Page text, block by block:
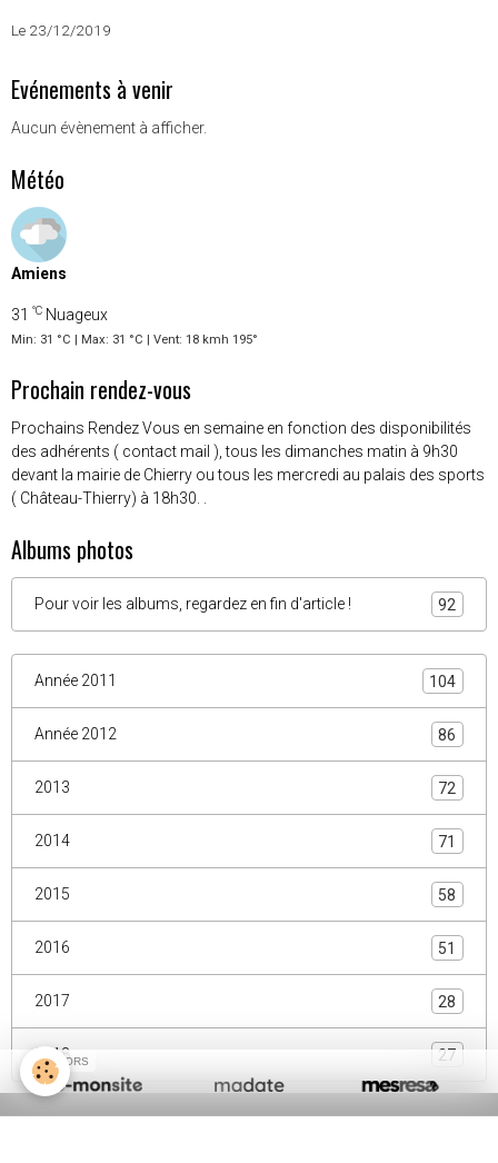
Le 23/12/2019
Evénements à venir
Aucun évènement à afficher.
Météo
Amiens
31 °C Nuageux
Min: 31 °C | Max: 31 °C | Vent: 18 kmh 195°
Prochain rendez-vous
Prochains Rendez Vous en semaine en fonction des disponibilités
des adhérents ( contact mail ), tous les dimanches matin à 9h30
devant la mairie de Chierry ou tous les mercredi au palais des sports
( Château-Thierry) à 18h30. .
Albums photos
Pour voir les albums, regardez en fin d'article ! 92
Année 2011 104
Année 2012 86
2013 72
2014 71
2015 58
2016 51
2017 28
2018 27
SPONSORS